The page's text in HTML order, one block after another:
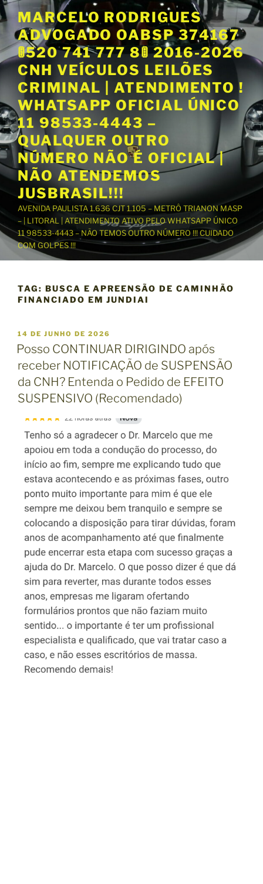
P
u
a
r
r
a
o
c
o
n
t
ú
d
MARCELO RODRIGUES
ADVOGADO OABSP 374167
🚦520 741 777 8🚦 2016-2026
CNH VEÍCULOS LEILÕES
CRIMINAL | ATENDIMENTO !
WHATSAPP OFICIAL ÚNICO
11 98533-4443 –
QUALQUER OUTRO
NÚMERO NÃO É OFICIAL |
NÃO ATENDEMOS
JUSBRASIL!!!
AVENIDA PAULISTA 1.636 CJT 1.105 – METRÔ TRIANON MASP
– | LITORAL | ATENDIMENTO ATIVO PELO WHATSAPP ÚNICO
11 98533-4443 – NÃO TEMOS OUTRO NÚMERO !!! CUIDADO
COM GOLPES !!!
TAG: BUSCA E APREENSÃO DE CAMINHÃO
FINANCIADO EM JUNDIAI
P
U
B
L
C
A
14 DE JUNHO DE 2026
Posso CONTINUAR DIRIGINDO após
receber NOTIFICAÇÃO de SUSPENSÃO
da CNH? Entenda o Pedido de EFEITO
SUSPENSIVO (Recomendado)